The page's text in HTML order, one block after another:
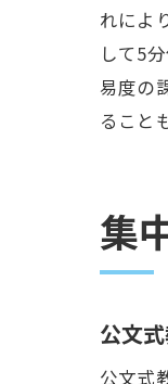
れによ
して5
易度の
ること
集
公文
公文式